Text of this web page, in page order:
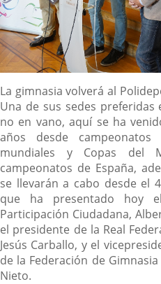
Descripción
La gimnasia volverá al
Una de sus sedes preferidas
no en vano, aquí se ha
años desde campeonatos
mundiales y Copas del
campeonatos de España,
se llevarán a cabo desde el
que ha presentado hoy
Participación Ciudadana,
el presidente de la Real
Jesús Carballo, y el
de la Federación de
Nieto.